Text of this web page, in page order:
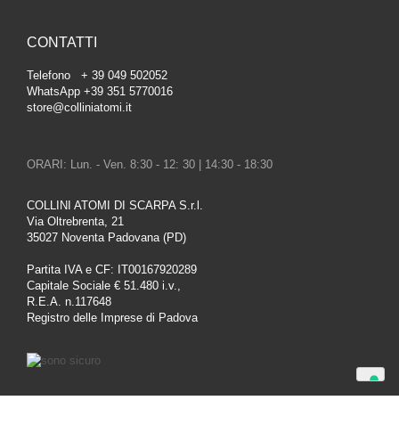
CONTATTI
Telefono + 39 049 502052
WhatsApp +39 351 5770016
store@colliniatomi.it
ORARI: Lun. - Ven. 8:30 - 12: 30 | 14:30 - 18:30
COLLINI ATOMI DI SCARPA S.r.l.
Via Oltrebrenta, 21
35027 Noventa Padovana (PD)
Partita IVA e CF: IT00167920289
Capitale Sociale € 51.480 i.v.,
R.E.A. n.117648
Registro delle Imprese di Padova